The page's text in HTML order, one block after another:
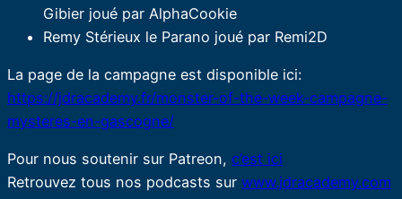
Gibier joué par AlphaCookie
Remy Stérieux le Parano joué par Remi2D
La page de la campagne est disponible ici:
https://jdracademy.fr/monster-of-the-week-campagne-
mysteres-en-gascogne/
Pour nous soutenir sur Patreon, c’est ici
Retrouvez tous nos podcasts sur www.jdracademy.com